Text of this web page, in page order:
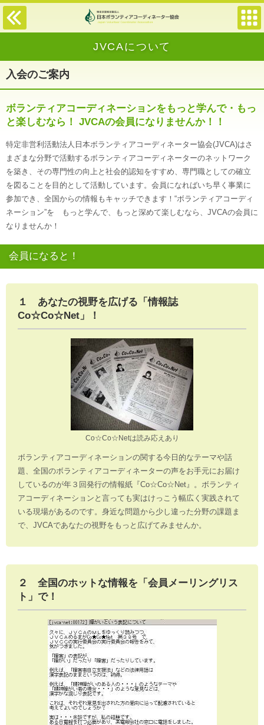
JVCAについて
入会のご案内
ボランティアコーディネーションをもっと学んで・もっ
と楽しむなら！ JVCAの会員になりませんか！！
特定非営利活動法人日本ボランティアコーディネーター協会(JVCA)はさ
まざまな分野で活動するボランティアコーディネーターのネットワーク
を築き、その専門性の向上と社会的認知をすすめ、専門職としての確立
を図ることを目的として活動しています。会員になればいち早く事業に
参加でき、全国からの情報もキャッチできます！“ボランティアコーディ
ネーション”を もっと学んで、もっと深めて楽しむなら、JVCAの会員に
なりませんか！
会員になると！
１ あなたの視野を広げる「情報誌
Co☆Co☆Net」！
Co☆Co☆Netは読み応えあり
ボランティアコーディネーションの関する今日的なテーマや話
題、全国のボランティアコーディネーターの声をお手元にお届け
しているのが年３回発行の情報紙『Co☆Co☆Net』。ボランティ
アコーディネーションと言っても実はけっこう幅広く実践されて
いる現場があるのです。身近な問題から少し違った分野の課題ま
で、JVCAであなたの視野をもっと広げてみませんか。
２ 全国のホットな情報を「会員メーリングリス
ト」で！